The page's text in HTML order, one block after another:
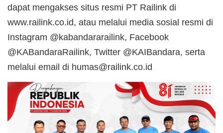
dapat mengakses situs resmi PT Railink di
www.railink.co.id, atau melalui media sosial resmi di
Instagram @kabandararailink, Facebook
@KABandaraRailink, Twitter @KAIBandara, serta
melalui email di humas@railink.co.id